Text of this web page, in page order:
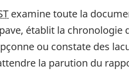
examine toute la
établit la chronologie
ou constate des
la parution du